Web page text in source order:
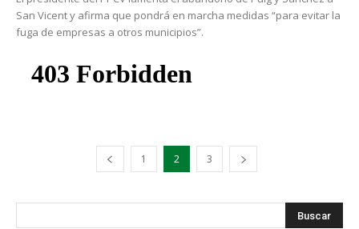
San Vicent y afirma que pondrá en marcha medidas “para evitar la
fuga de empresas a otros municipios”.
1 2 3